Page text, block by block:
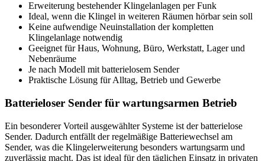
Erweiterung bestehender Klingelanlagen per Funk
Ideal, wenn die Klingel in weiteren Räumen hörbar sein soll
Keine aufwendige Neuinstallation der kompletten
Klingelanlage notwendig
Geeignet für Haus, Wohnung, Büro, Werkstatt, Lager und
Nebenräume
Je nach Modell mit batterielosem Sender
Praktische Lösung für Alltag, Betrieb und Gewerbe
Batterieloser Sender für wartungsarmen Betrieb
Ein besonderer Vorteil ausgewählter Systeme ist der batterielose
Sender. Dadurch entfällt der regelmäßige Batteriewechsel am
Sender, was die Klingelerweiterung besonders wartungsarm und
zuverlässig macht. Das ist ideal für den täglichen Einsatz in privaten